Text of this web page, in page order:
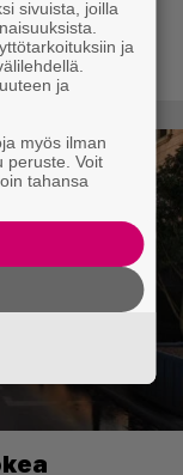
Wildlands
sivuista, joilla
ja
ja
myös ilman
peruste. Voit
tahansa